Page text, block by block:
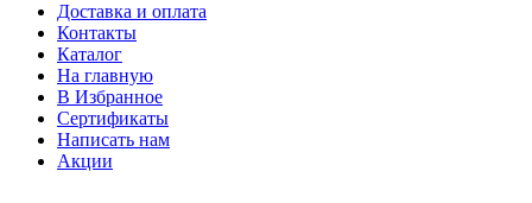
Доставка и оплата
Контакты
Каталог
На главную
В Избранное
Сертификаты
Написать нам
Акции